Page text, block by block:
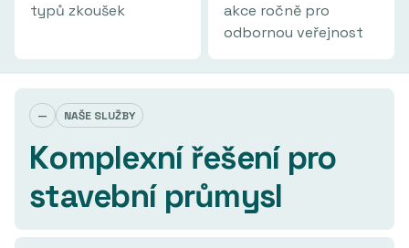
typů zkoušek
akce ročně pro
odbornou veřejnost
— NAŠE SLUŽBY
Komplexní řešení pro
stavební průmysl